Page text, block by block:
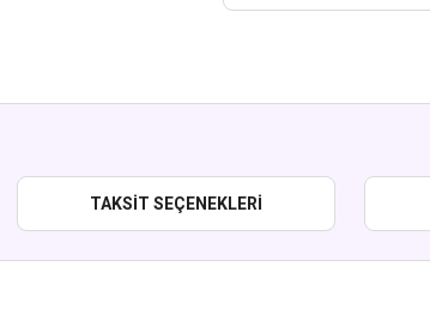
TAKSIT SEÇENEKLERI